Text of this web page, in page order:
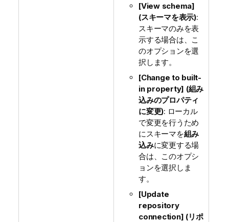
[View schema]
(スキーマを表示):
スキーマのみを表
示する場合は、こ
のオプションを選
択します。
[Change to built-
in property] (組み
込みのプロパティ
に変更): ローカル
で変更を行うため
にスキーマを組み
込みに変更する場
合は、このオプシ
ョンを選択しま
す。
[Update
repository
connection] (リポ